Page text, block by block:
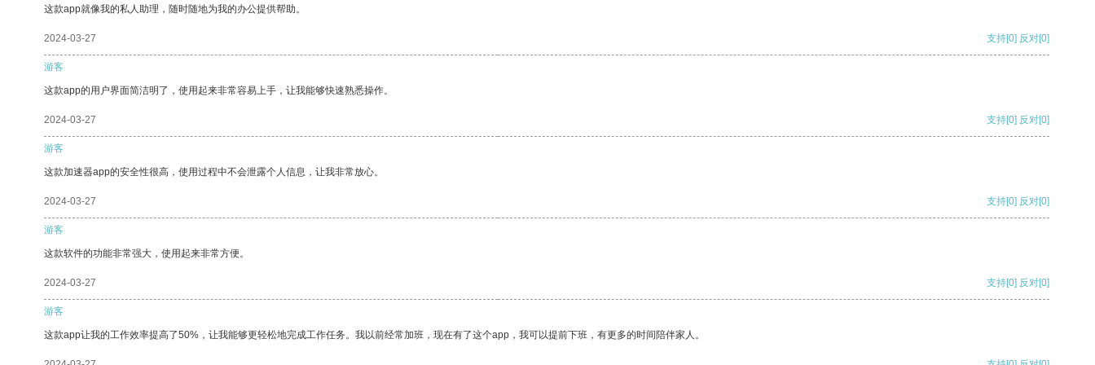
这款app就像我的私人助理，随时随地为我的办公提供帮助。
2024-03-27 支持[0] 反对[0]
游客
这款app的用户界面简洁明了，使用起来非常容易上手，让我能够快速熟悉操作。
2024-03-27 支持[0] 反对[0]
游客
这款加速器app的安全性很高，使用过程中不会泄露个人信息，让我非常放心。
2024-03-27 支持[0] 反对[0]
游客
这款软件的功能非常强大，使用起来非常方便。
2024-03-27 支持[0] 反对[0]
游客
这款app让我的工作效率提高了50%，让我能够更轻松地完成工作任务。我以前经常加班，现在有了这个app，我可以提前下班，有更多的时间陪伴家人。